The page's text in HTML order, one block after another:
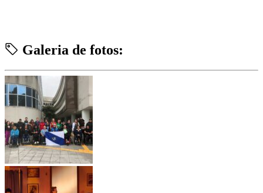
Galeria de fotos: